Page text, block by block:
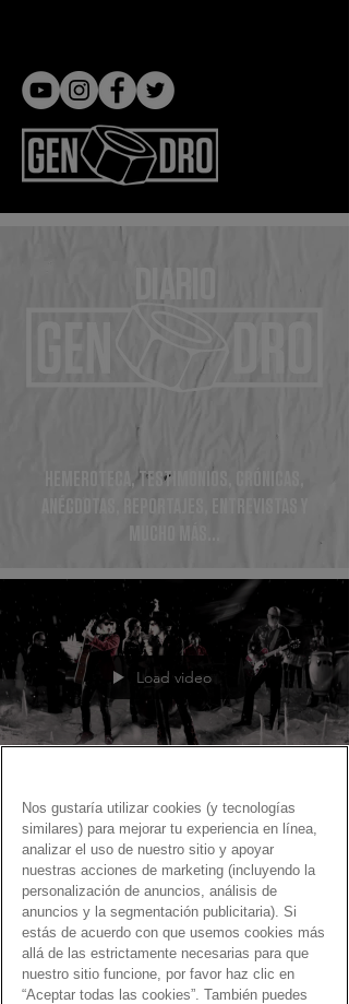
DIARIO
HEMEROTECA, TESTIMONIOS, CRÓNICAS,
ANÉCDOTAS, REPORTAJES, ENTREVISTAS Y
Load video
Fernando Martín
18 may 2021
Gen Dro con nocturnidad y
alevosía
Canciones con el Gen Dro con nocturnidad y
alevosía
Nos gustaría utilizar cookies (y tecnologías
similares) para mejorar tu experiencia en línea,
analizar el uso de nuestro sitio y apoyar
nuestras acciones de marketing (incluyendo la
personalización de anuncios, análisis de
anuncios y la segmentación publicitaria). Si
estás de acuerdo con que usemos cookies más
allá de las estrictamente necesarias para que
nuestro sitio funcione, por favor haz clic en
“Aceptar todas las cookies”. También puedes